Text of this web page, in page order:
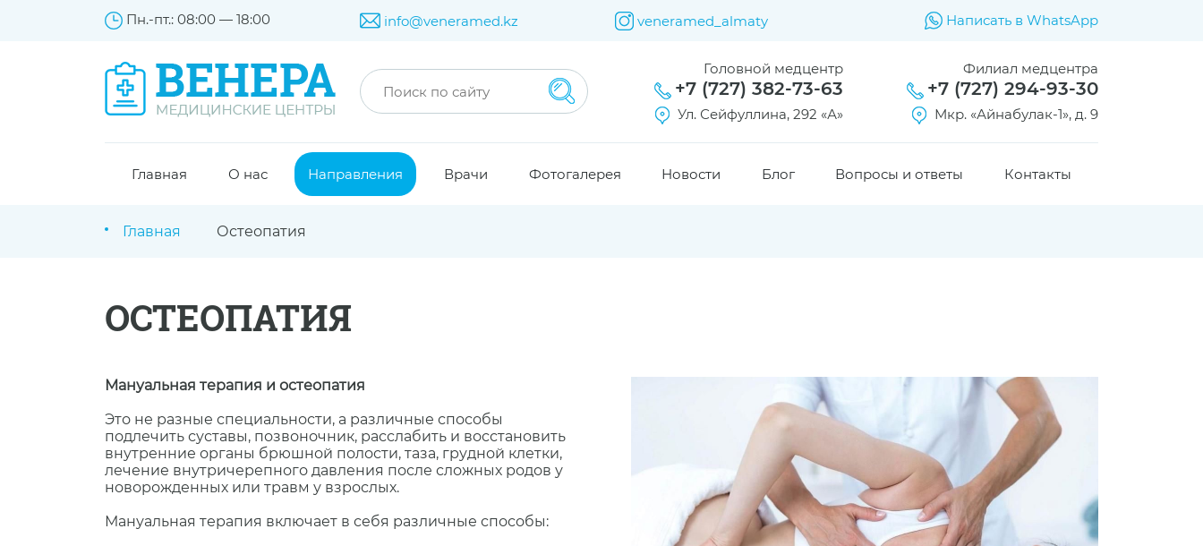
Пн.-пт.: 08:00 — 18:00 info@veneramed.kz veneramed_almaty Написать в WhatsApp
Головной медцентр
+7 (727) 382-73-63
Ул. Сейфуллина, 292 «А»
Филиал медцентра
+7 (727) 294-93-30
Мкр. «Айнабулак-1», д. 9
Главная О нас Направления Врачи Фотогалерея Новости Блог Вопросы и ответы Контакты
Главная Остеопатия
ОСТЕОПАТИЯ
Мануальная терапия и остеопатия
Это не разные специальности, а различные способы
подлечить суставы, позвоночник, расслабить и восстановить
внутренние органы брюшной полости, таза, грудной клетки,
лечение внутричерепного давления после сложных родов у
новорожденных или травм у взрослых.
Мануальная терапия включает в себя различные способы: